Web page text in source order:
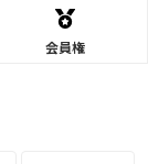
会員権